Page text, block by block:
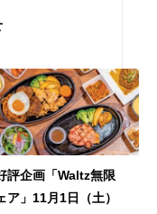
評企画「Waltz無限
ア」11月1日（土）